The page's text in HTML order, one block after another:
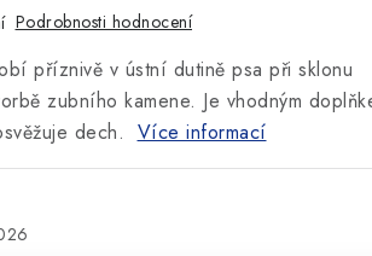
Podrobnosti hodnocení
příznivě v ústní dutině psa při sklonu
zubního kamene. Je vhodným
dech. Více informací